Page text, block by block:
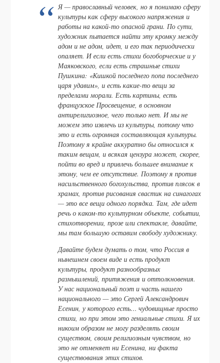
Я — православный человек, но я понимаю сферу
культуры как сферу высокого напряжения и
работы на какой-то опасной грани. По сути,
художник пытается найти эту кромку между
адом и не адом, идет, и его так периодически
опаляет. И если есть стихи богоборческие и у
Маяковского, если есть страшные стихи
Пушкина: «Кишкой последнего попа последнего
царя удавим», и есть какие-то вещи за
пределами морали. Есть картины, есть
французское Просвещение, в основном
антирелигиозное, чего только нет. И мы не
можем это извлечь из культуры, потому что
это и есть огромная составляющая культуры.
Поэтому я крайне аккуратно бы относился к
таким вещам, и всякая цензура может, скорее,
пойти во вред и привлечь большее внимание к
этому, чем ее отсутствие. Поэтому я против
насильственного богохульства, против плясок в
храмах, против рисования свастик на синагогах
— это все вещи одного порядка. Там, где идет
речь о каком-то культурном объекте, событии,
стихотворении, прозе или спектакле, давайте,
мы там большую оставим свободу художнику.
Давайте будем думать о том, что Россия в
нынешнем своем виде и есть продукт
культуры, продукт разнообразных
размышлений, притяжения и оттолкновения.
У нас национальный поэт и часть нашего
национального — это Сергей Александрович
Есенин, у которого есть… чудовищные просто
стихи, но при этом это гениальные стихи. Я их
никоим образом не могу разделять своим
существом, своим религиозным чувством, но
это не отменяет ни Есенина, ни факта
существования этих стихов.